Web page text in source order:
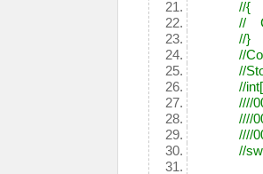
//{
//
//}
//
//
//
////
////
////
//